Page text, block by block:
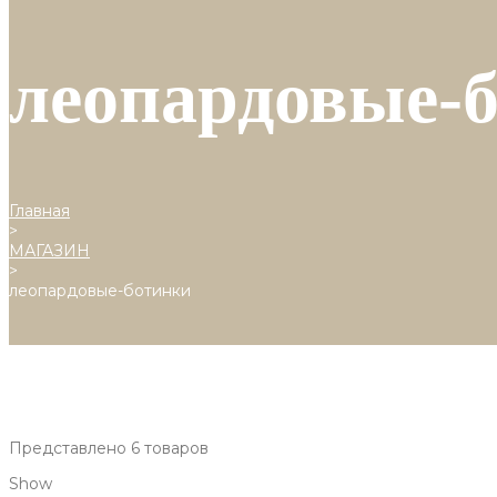
леопардовые-
Главная
>
МАГАЗИН
>
леопардовые-ботинки
Представлено 6 товаров
Show